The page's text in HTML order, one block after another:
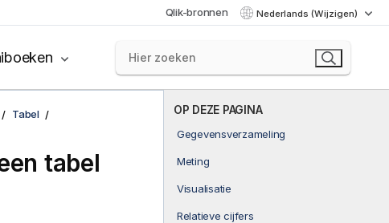
Qlik-bronnen Nederlands (Wijzigen)
OP DEZE PAGINA
Gegevensverzameling
Meting
Visualisatie
Relatieve cijfers
Tabel
tabel